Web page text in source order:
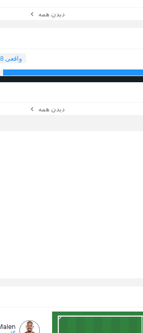
دیدن همه
واقعی 57:28
دیدن همه